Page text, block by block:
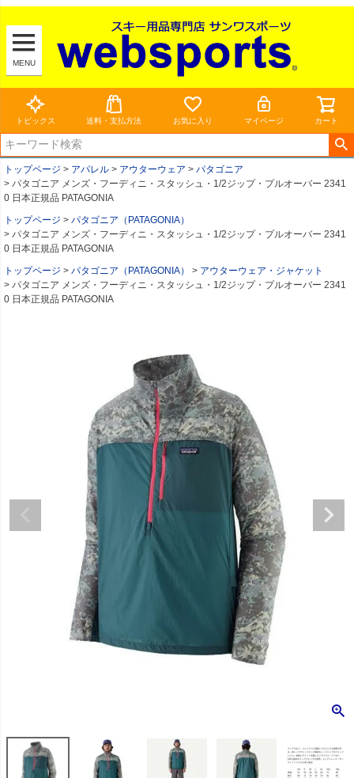
MENU
トピックス 送料・支払方法 お気に入り マイページ カート
トップページ アパレル アウターウェア
パタゴニア
パタゴニア メンズ・フーディニ・スタッシュ・1/2ジップ・プルオーバー 2341
0 日本正規品 PATAGONIA
トップページ
パタゴニア（PATAGONIA）
パタゴニア メンズ・フーディニ・スタッシュ・1/2ジップ・プルオーバー 2341
0 日本正規品 PATAGONIA
トップページ
パタゴニア（PATAGONIA）
アウターウェア・ジャケット
パタゴニア メンズ・フーディニ・スタッシュ・1/2ジップ・プルオーバー 2341
0 日本正規品 PATAGONIA